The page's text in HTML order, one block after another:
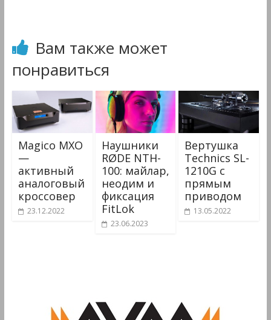
Вам также может
понравиться
Magico MXO
—
активный
аналоговый
кроссовер
23.12.2022
Наушники
RØDE NTH-
100: майлар,
неодим и
фиксация
FitLok
23.06.2023
Вертушка
Technics SL-
1210G с
прямым
приводом
13.05.2022